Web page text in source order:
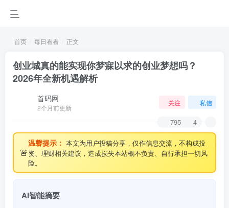
首页 每日看看 正文
创业城真的能实现你梦寐以求的创业梦想吗？
2026年全新机遇解析
首码网
2个月前更新
关注 私信
795 4
🚨
温馨提示： 本文为用户投稿分享，仅作信息交流，不构成投
资、理财相关建议，造成损失本站概不负责、自行承担一切风
险。
AI智能摘要